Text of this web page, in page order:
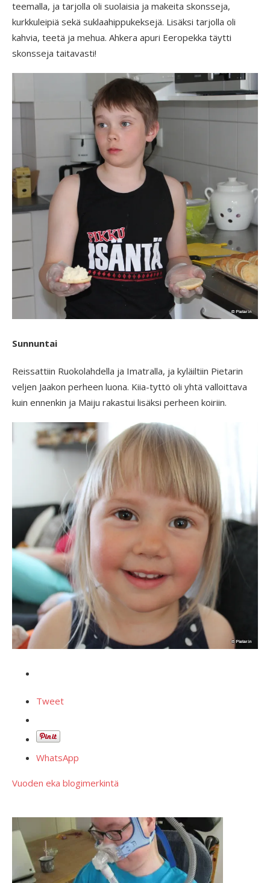
teemalla, ja tarjolla oli suolaisia ja makeita skonsseja,
kurkkuleipiä sekä suklaahippukeksejä. Lisäksi tarjolla oli
kahvia, teetä ja mehua. Ahkera apuri Eeropekka täytti
skonsseja taitavasti!
Sunnuntai
Reissattiin Ruokolahdella ja Imatralla, ja kyläiltiin Pietarin
veljen Jaakon perheen luona. Kiia-tyttö oli yhtä valloittava
kuin ennenkin ja Maiju rakastui lisäksi perheen koiriin.
Tweet
WhatsApp
Vuoden eka blogimerkintä